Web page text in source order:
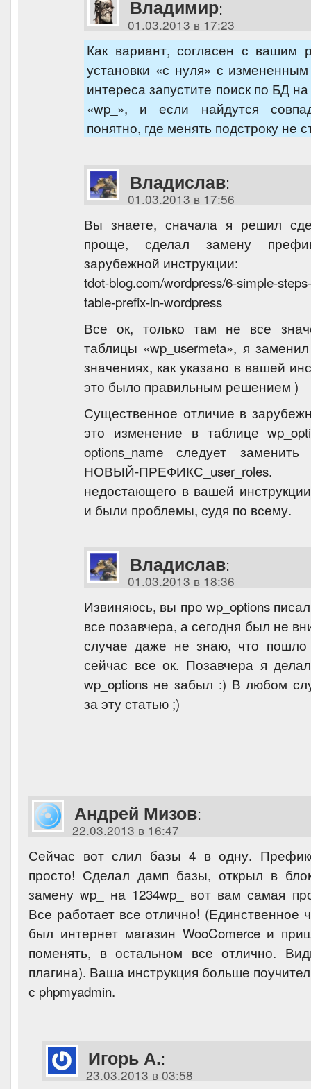
Владимир:
01.03.2013 в 17:23
Как вариант, согласен с вашим
установки «с нуля» с
интереса запустите поиск по БД
«wp_», и если найдутся
понятно, где менять подстроку не
Владислав:
01.03.2013 в 17:56
Вы знаете, сначала я решил
проще, сделал замену
зарубежной инструкции:
tdot-blog.com/wordpress/6-simple-
table-prefix-in-wordpress
Все ок, только там не все
таблицы «wp_usermeta», я
значениях, как указано в вашей
это было правильным решением )
Существенное отличие в
это изменение в таблице
options_name следует заменить
НОВЫЙ-
недостающего в вашей
и были проблемы, судя по всему.
Владислав:
01.03.2013 в 18:36
Извиняюсь, вы про wp_options
все позавчера, а сегодня был не
случае даже не знаю, что
сейчас все ок. Позавчера я
wp_options не забыл :) В любом
за эту статью ;)
Андрей Мизов:
22.03.2013 в 16:47
Сейчас вот слил базы 4 в одну.
просто! Сделал дамп базы, открыл в
замену wp_ на 1234wp_ вот вам самая
Все работает все отлично! (Единственное
был интернет магазин WooComerce и
поменять, в остальном все отлично.
плагина). Ваша инструкция больше
с phpmyadmin.
Игорь А.:
23.03.2013 в 03:58